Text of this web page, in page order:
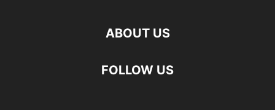
ABOUT US
FOLLOW US